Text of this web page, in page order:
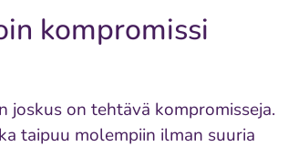
kompromissi
on tehtävä kompromisseja.
taipuu molempiin ilman suuria